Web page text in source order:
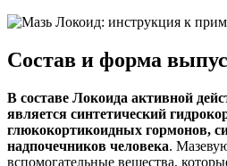
Состав и форма
В составе Локоида активной
является синтетический
глюкокортикоидных гормонов,
надпочечников человека.
вспомогательные вещества,